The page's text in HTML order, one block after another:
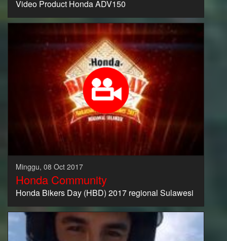
Video Product Honda ADV150
Minggu, 08 Oct 2017
Honda Community
Honda Bikers Day (HBD) 2017 regional Sulawesi